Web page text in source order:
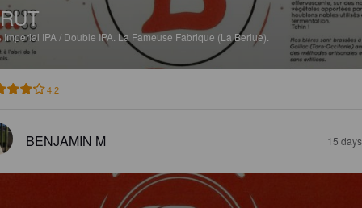
Imperial IPA / Double IPA. La Fameuse Fabrique (La Berlue).
4.2
BENJAMIN M 15